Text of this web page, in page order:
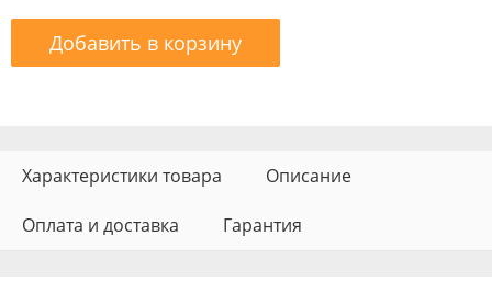
Добавить в корзину
Характеристики товара Описание
Оплата и доставка Гарантия